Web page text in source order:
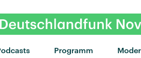
Programm
"Drop Dead